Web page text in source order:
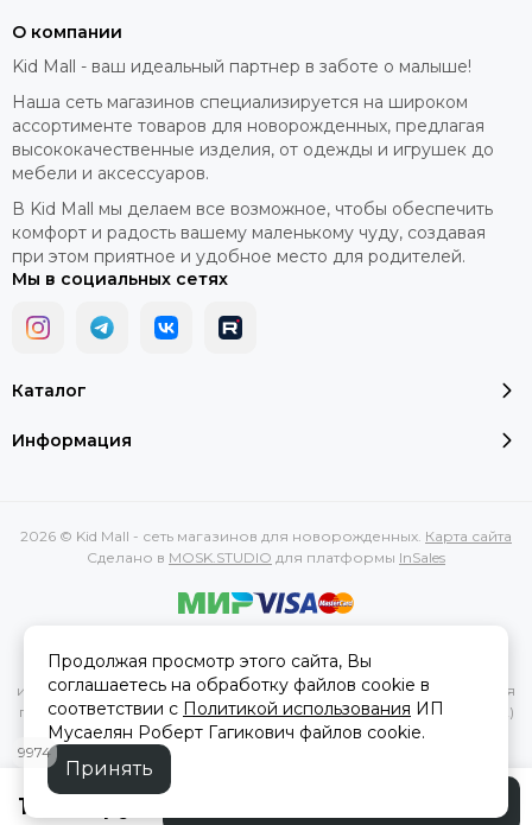
12 100 руб
Каталог
Информация
О компании
Kid Mall - ваш идеальный партнер в заботе о малыше!
Наша сеть магазинов специализируется на широком
ассортименте товаров для новорожденных, предлагая
высококачественные изделия, от одежды и игрушек до
мебели и аксессуаров.
В Kid Mall мы делаем все возможное, чтобы обеспечить
комфорт и радость вашему маленькому чуду, создавая
при этом приятное и удобное место для родителей.
Мы в социальных сетях
2026 © Kid Mall - сеть магазинов для новорожденных. Карта сайта
Сделано в MOSK.STUDIO для платформы InSales
характеристик, стоимости товаров и услуг, носит
информационный характер и ни при каких условиях не является
публичной офертой, определяемой положениями Статьи 437(2)
Гражданского кодекса РФ.
9974
Продолжая просмотр этого сайта, Вы
соглашаетесь на обработку файлов cookie в
соответствии с Политикой использования ИП
Мусаелян Роберт Гагикович файлов cookie.
Принять